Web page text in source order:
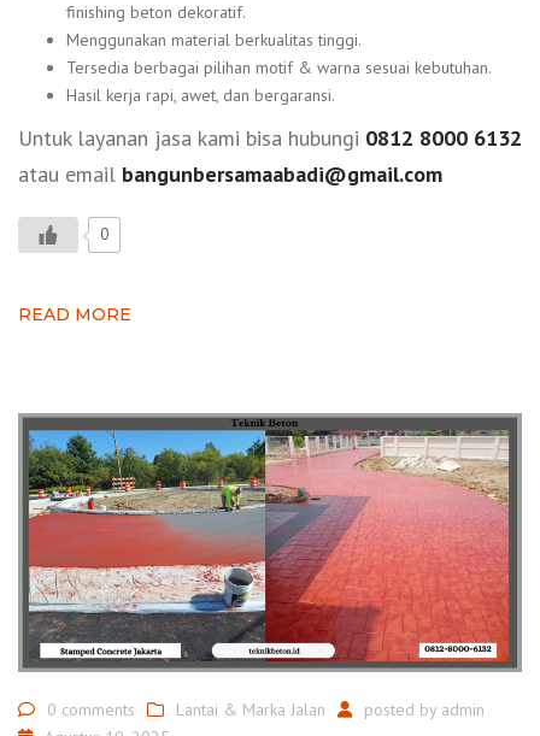
finishing beton dekoratif.
Menggunakan material berkualitas tinggi.
Tersedia berbagai pilihan motif & warna sesuai kebutuhan.
Hasil kerja rapi, awet, dan bergaransi.
Untuk layanan jasa kami bisa hubungi 0812 8000 6132
atau email bangunbersamaabadi@gmail.com
0
READ MORE
0 comments Lantai & Marka Jalan posted by admin